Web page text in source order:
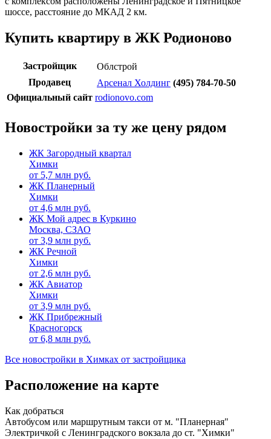
шоссе, расстояние до МКАД 2 км.
Купить квартиру в ЖК Родионово
Застройщик
Облстрой
Продавец
Арсенал Холдинг (495) 784-70-50
Официальный сайт rodionovo.com
Новостройки за ту же цену рядом
ЖК Загородный квартал
Химки
от 5,7 млн руб.
ЖК Планерный
Химки
от 4,6 млн руб.
ЖК Мой адрес в Куркино
Москва, СЗАО
от 3,9 млн руб.
ЖК Речной
Химки
от 2,6 млн руб.
ЖК Авиатор
Химки
от 3,9 млн руб.
ЖК Прибрежный
Красногорск
от 6,8 млн руб.
Все новостройки в Химках от застройщика
Расположение на карте
Как добраться
Автобусом или маршрутным такси от м. "Планерная"
Электричкой с Ленинградского вокзала до ст. "Химки"